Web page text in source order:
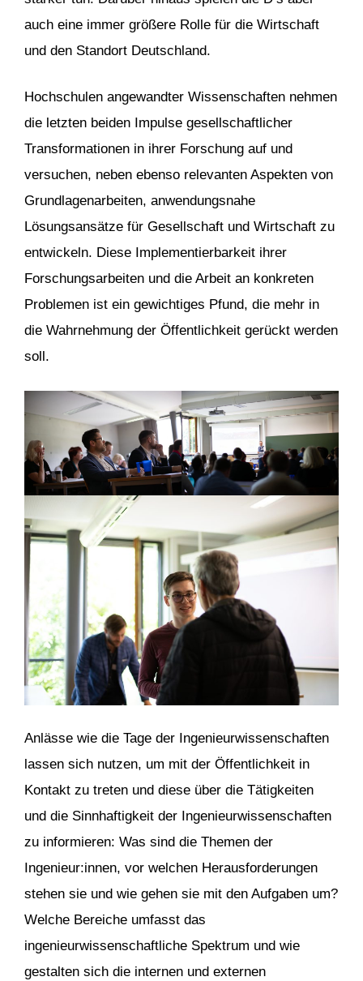
auch eine immer größere Rolle für die Wirtschaft
und den Standort Deutschland.
Hochschulen angewandter Wissenschaften nehmen
die letzten beiden Impulse gesellschaftlicher
Transformationen in ihrer Forschung auf und
versuchen, neben ebenso relevanten Aspekten von
Grundlagenarbeiten, anwendungsnahe
Lösungsansätze für Gesellschaft und Wirtschaft zu
entwickeln. Diese Implementierbarkeit ihrer
Forschungsarbeiten und die Arbeit an konkreten
Problemen ist ein gewichtiges Pfund, die mehr in
die Wahrnehmung der Öffentlichkeit gerückt werden
soll.
Anlässe wie die Tage der Ingenieurwissenschaften
lassen sich nutzen, um mit der Öffentlichkeit in
Kontakt zu treten und diese über die Tätigkeiten
und die Sinnhaftigkeit der Ingenieurwissenschaften
zu informieren: Was sind die Themen der
Ingenieur:innen, vor welchen Herausforderungen
stehen sie und wie gehen sie mit den Aufgaben um?
Welche Bereiche umfasst das
ingenieurwissenschaftliche Spektrum und wie
gestalten sich die internen und externen